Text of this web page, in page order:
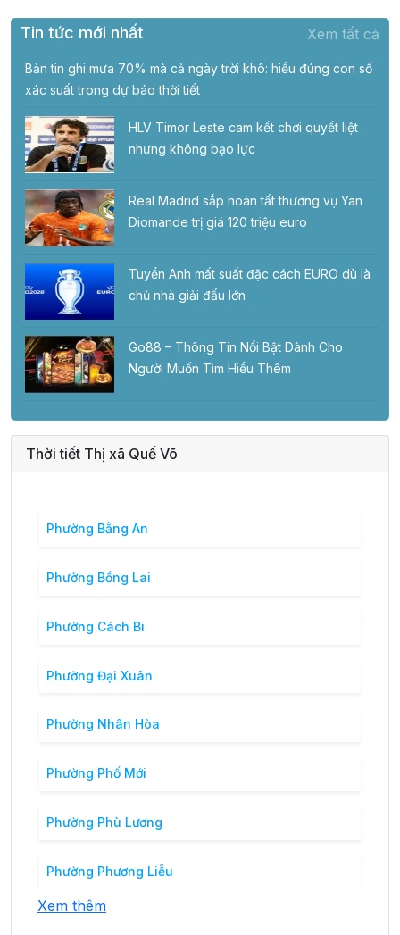
Tin tức mới nhất Xem tất cả
Bản tin ghi mưa 70% mà cả ngày trời khô: hiểu đúng con số
xác suất trong dự báo thời tiết
HLV Timor Leste cam kết chơi quyết liệt
nhưng không bạo lực
Real Madrid sắp hoàn tất thương vụ Yan
Diomande trị giá 120 triệu euro
Tuyển Anh mất suất đặc cách EURO dù là
chủ nhà giải đấu lớn
Go88 – Thông Tin Nổi Bật Dành Cho
Người Muốn Tìm Hiểu Thêm
Thời tiết Thị xã Quế Võ
Phường Bằng An
Phường Bồng Lai
Phường Cách Bi
Phường Đại Xuân
Phường Nhân Hòa
Phường Phố Mới
Phường Phù Lương
Phường Phương Liễu
Xem thêm